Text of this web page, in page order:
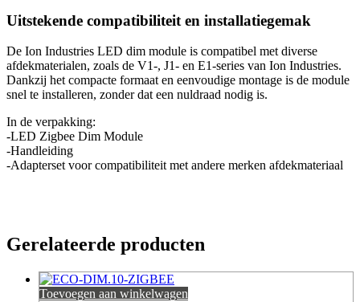
Uitstekende compatibiliteit en installatiegemak
De Ion Industries LED dim module is compatibel met diverse
afdekmaterialen, zoals de V1-, J1- en E1-series van Ion Industries.
Dankzij het compacte formaat en eenvoudige montage is de module
snel te installeren, zonder dat een nuldraad nodig is.
In de verpakking:
-LED Zigbee Dim Module
-Handleiding
-Adapterset voor compatibiliteit met andere merken afdekmateriaal
Gerelateerde producten
Toevoegen aan winkelwagen